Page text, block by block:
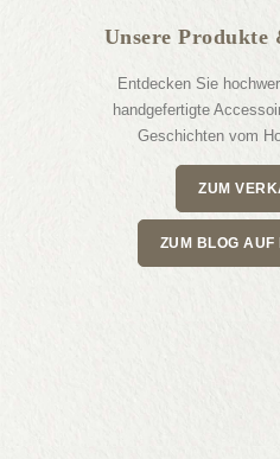
Unsere Produkte
Entdecken Sie
handgefertigte
Geschichten vom
ZUM
ZUM BLOG AUF